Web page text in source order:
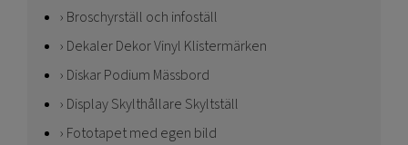
Broschyrställ och infoställ
Dekaler Dekor Vinyl Klistermärken
Diskar Podium Mässbord
Display Skylthållare Skyltställ
Fototapet med egen bild